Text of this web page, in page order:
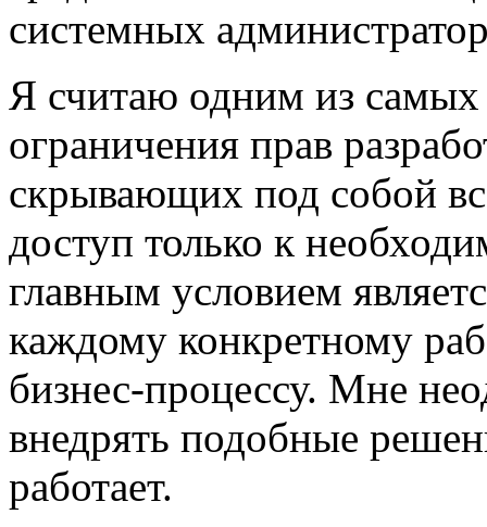
системных
Я считаю одним из
ограничения прав
скрывающих под собой
доступ только к
главным условием
каждому конкретному
бизнес-процессу. Мне
внедрять подобные
работает.